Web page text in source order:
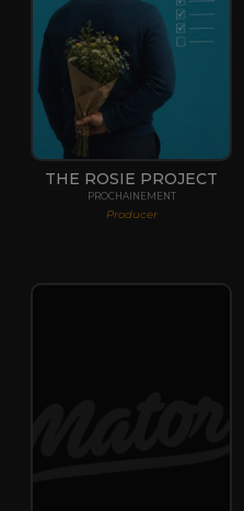
THE ROSIE PROJECT
PROCHAINEMENT
Producer